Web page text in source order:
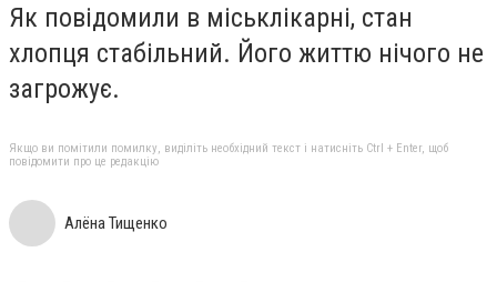
Як повідомили в міськлікарні, стан
хлопця стабільний. Його життю нічого не
загрожує.
Якщо ви помітили помилку, виділіть необхідний текст і натисніть Ctrl + Enter, щоб
повідомити про це редакцію
Алёна Тищенко